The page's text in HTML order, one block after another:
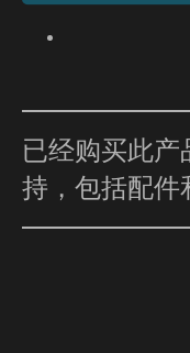
已经购买此产
持，包括配件